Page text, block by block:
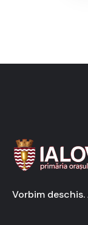
Vorbim